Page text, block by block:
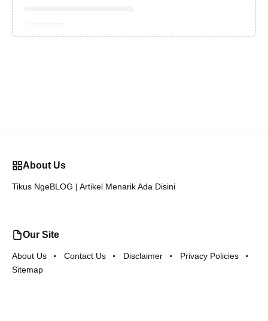
About Us
Tikus NgeBLOG | Artikel Menarik Ada Disini
Our Site
About Us Contact Us Disclaimer
Privacy Policies
Sitemap